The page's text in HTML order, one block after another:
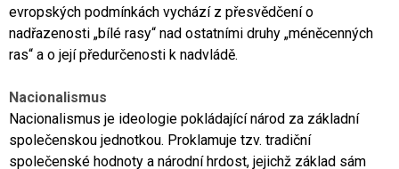
evropských podmínkách vychází z přesvědčení o
nadřazenosti „bílé rasy“ nad ostatními druhy „méněcenných
ras“ a o její předurčenosti k nadvládě.
Nacionalismus
Nacionalismus je ideologie pokládající národ za základní
společenskou jednotkou. Proklamuje tzv. tradiční
společenské hodnoty a národní hrdost, jejichž základ sám